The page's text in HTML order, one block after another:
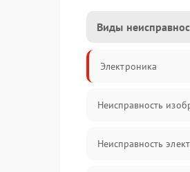
Виды
Электроника
Неисправность
Неисправность